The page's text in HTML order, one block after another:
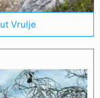
Vrulje